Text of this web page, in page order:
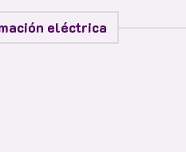
eléctrica